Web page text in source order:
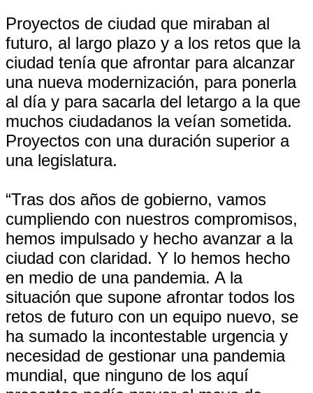
Proyectos de ciudad que miraban al
futuro, al largo plazo y a los retos que la
ciudad tenía que afrontar para alcanzar
una nueva modernización, para ponerla
al día y para sacarla del letargo a la que
muchos ciudadanos la veían sometida.
Proyectos con una duración superior a
una legislatura.
“Tras dos años de gobierno, vamos
cumpliendo con nuestros compromisos,
hemos impulsado y hecho avanzar a la
ciudad con claridad. Y lo hemos hecho
en medio de una pandemia. A la
situación que supone afrontar todos los
retos de futuro con un equipo nuevo, se
ha sumado la incontestable urgencia y
necesidad de gestionar una pandemia
mundial, que ninguno de los aquí